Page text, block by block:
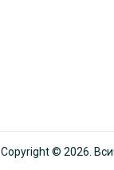
Copyright © 2026.